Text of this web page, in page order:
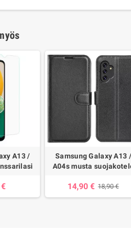
A13 /
Samsung Galaxy A13 /
A04s musta
14,90 € 18,90 €